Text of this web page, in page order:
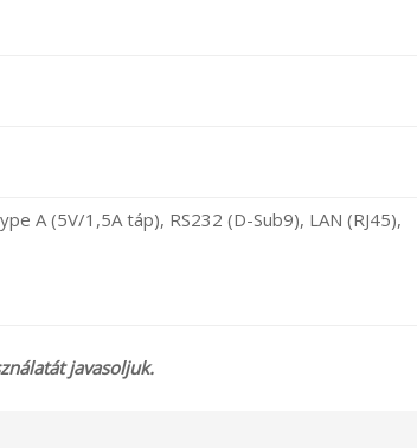
A (5V/1,5A táp), RS232 (D-Sub9), LAN (RJ45),
javasoljuk.